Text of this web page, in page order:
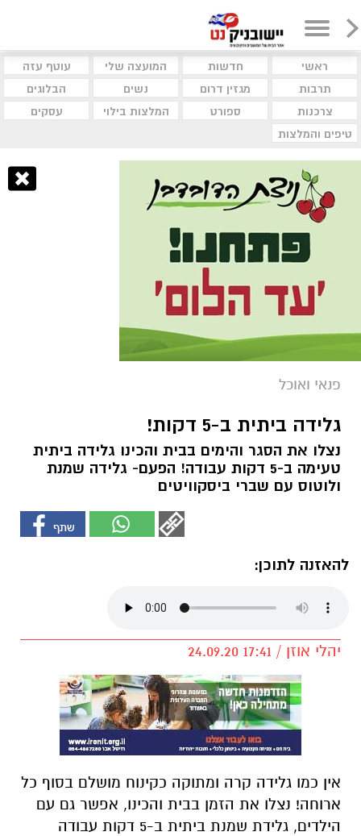
ראשי חדשות המועצה שלי
עוטף עזה
תרבות
מגזין דרום נשים
הבלוגים
צרכנות
ספורט המלצות בילוי
עסקים
טיפים והמלצות
פנאי ואוכל
גלידה ביתית ב-5 דקות!
נצלו את הסגר והימים בבית והכינו גלידה ביתית
טעימה ב-5 דקות עבודה! הפעם- גלידה שמנת
ולוטוס עם שברי ביסקוויטים
להאזנה לתוכן:
יהלי אוזן / 17:41 24.09.20
אין כמו גלידה קרה ומתוקה כקינוח מושלם בסוף כל
ארוחה! נצלו את הזמן בבית והכינו, אפשר גם עם
הילדים, גלידת שמנת ביתית ב-5 דקות עבודה